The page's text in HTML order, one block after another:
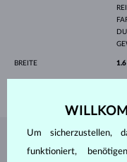
BREITE
SCHMUCK
Um sicherzustellen,
funktioniert,